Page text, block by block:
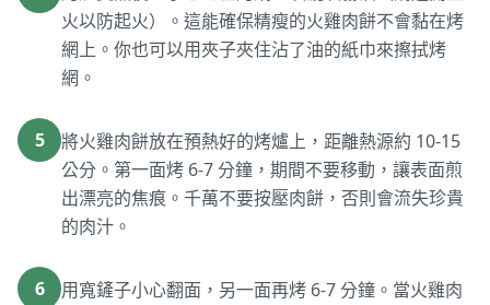
火以防起火）。這能確保精瘦的火雞肉餅不會黏在烤
網上。你也可以用夾子夾住沾了油的紙巾來擦拭烤
網。
5
將火雞肉餅放在預熱好的烤爐上，距離熱源約 10-15
公分。第一面烤 6-7 分鐘，期間不要移動，讓表面煎
出漂亮的焦痕。千萬不要按壓肉餅，否則會流失珍貴
的肉汁。
6
用寬鏟子小心翻面，另一面再烤 6-7 分鐘。當火雞肉